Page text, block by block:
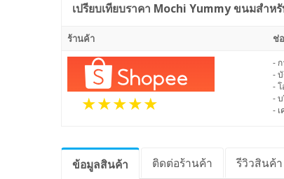
เปรียบเทียบราคา Mochi Yummy ขนมสำห
ร้านค้า ช่
-
-
-
-
-
ข้อมูลสินค้า ติดต่อร้านค้า รีวิวสินค้า